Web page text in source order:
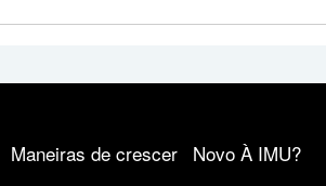
Maneiras de crescer Novo À IMU?